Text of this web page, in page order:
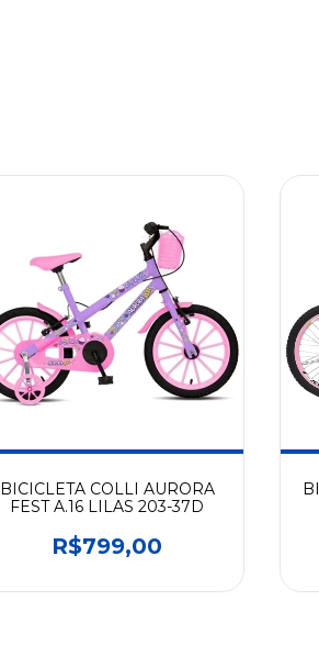
BICICLETA COLLI AURORA
FEST A.16 LILAS 203-37D
R$799,00